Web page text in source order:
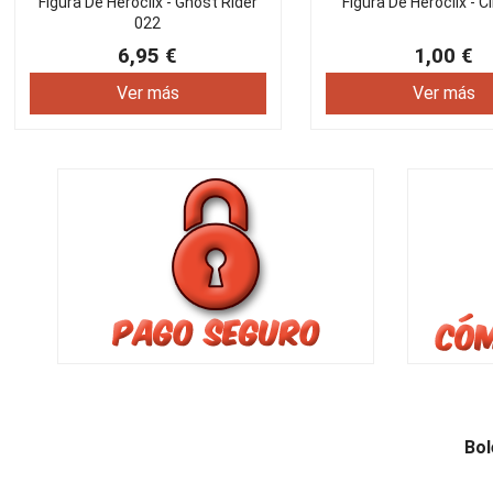
022
6,95 €
Ver más
1,00 €
Ver más